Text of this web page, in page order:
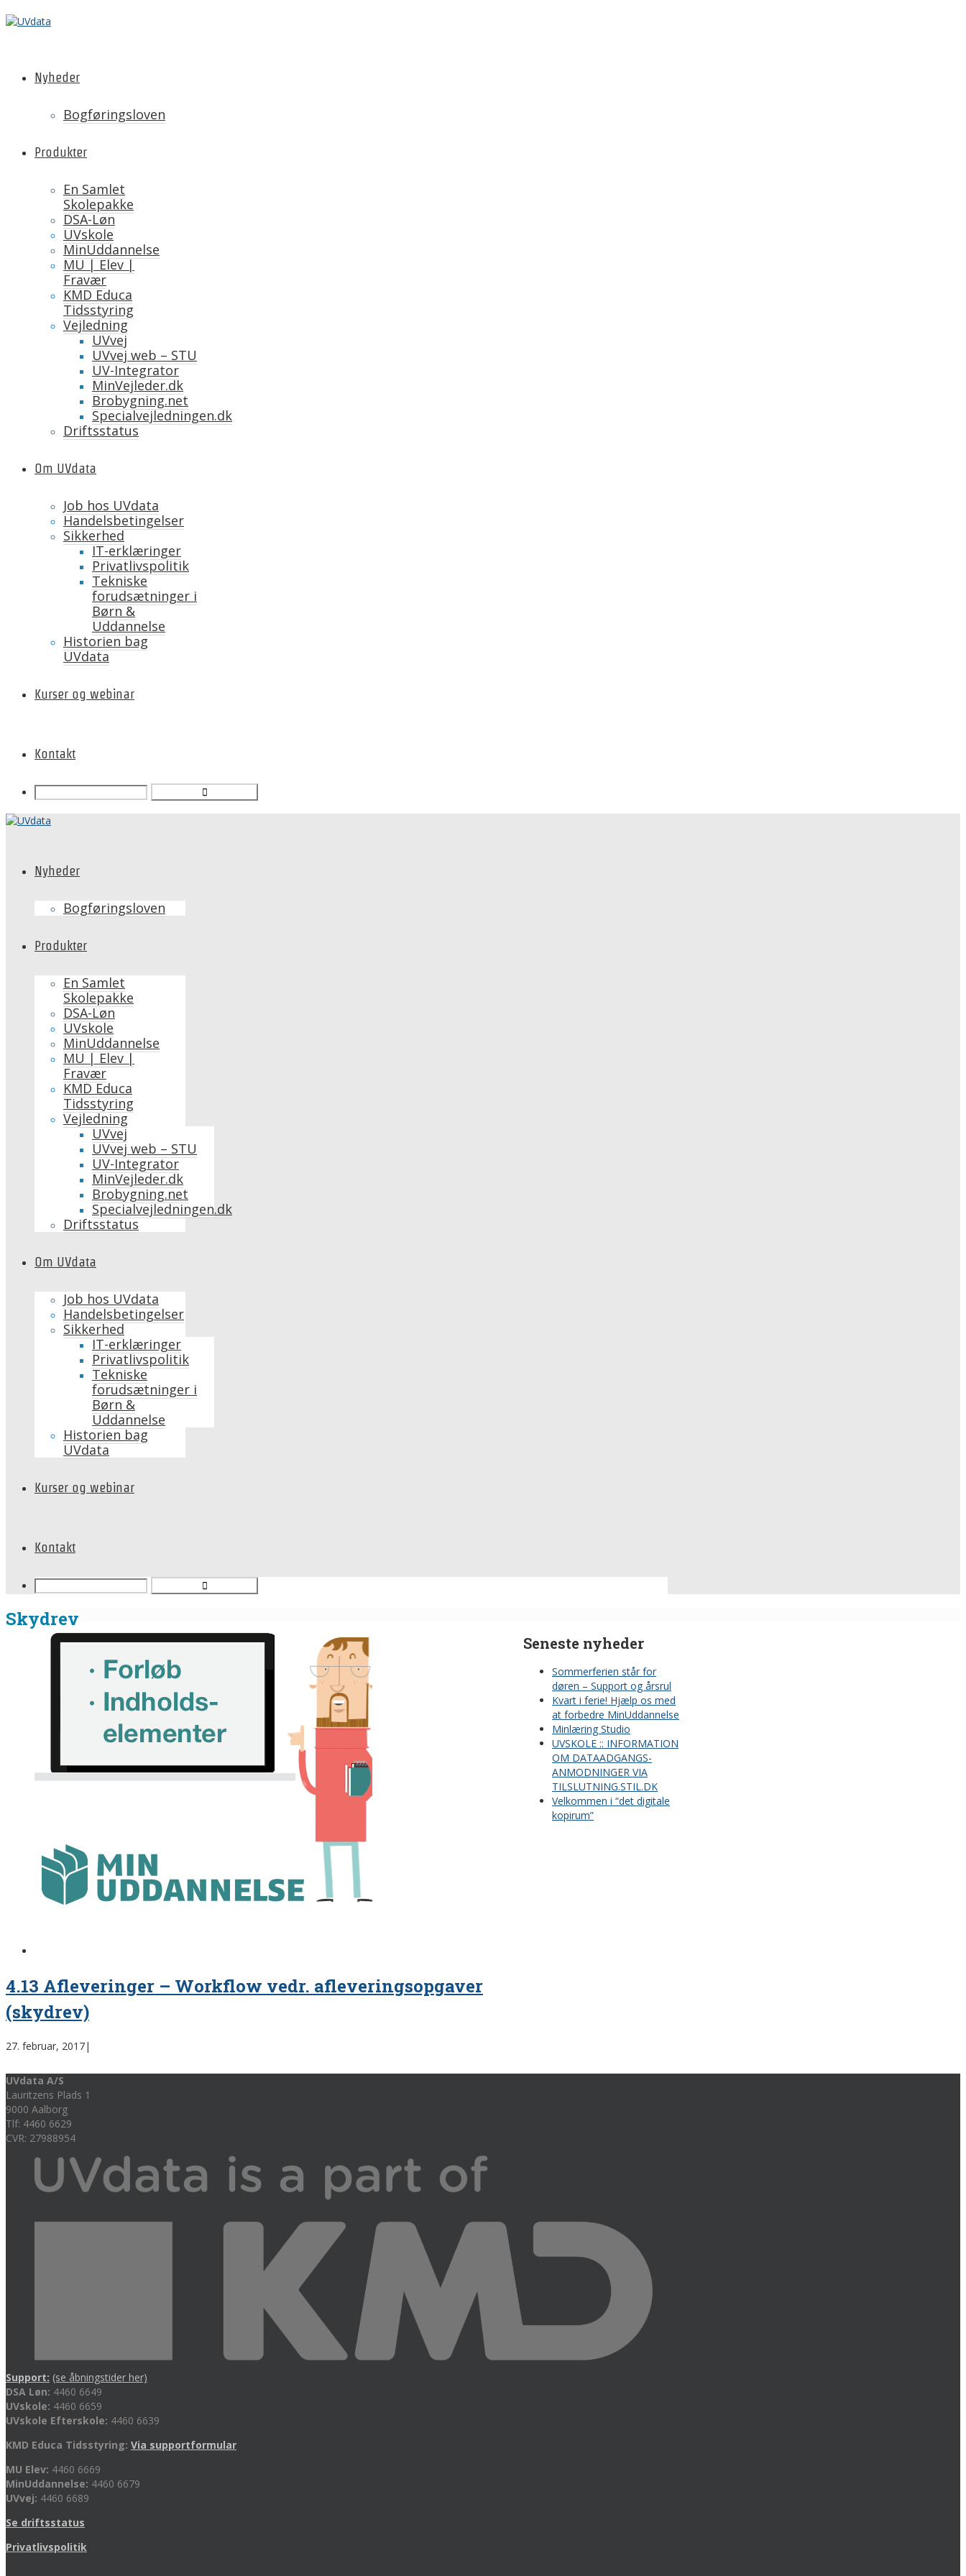
Nyheder
Bogføringsloven
Produkter
En Samlet
Skolepakke
DSA-Løn
UVskole
MinUddannelse
MU | Elev |
Fravær
KMD Educa
Tidsstyring
Vejledning
UVvej
UVvej web – STU
UV-Integrator
MinVejleder.dk
Brobygning.net
Specialvejledningen.dk
Driftsstatus
Om UVdata
Job hos UVdata
Handelsbetingelser
Sikkerhed
IT-erklæringer
Privatlivspolitik
Tekniske
forudsætninger i
Børn &
Uddannelse
Historien bag
UVdata
Kurser og webinar
Kontakt
Nyheder
Bogføringsloven
Produkter
En Samlet
Skolepakke
DSA-Løn
UVskole
MinUddannelse
MU | Elev |
Fravær
KMD Educa
Tidsstyring
Vejledning
UVvej
UVvej web – STU
UV-Integrator
MinVejleder.dk
Brobygning.net
Specialvejledningen.dk
Driftsstatus
Om UVdata
Job hos UVdata
Handelsbetingelser
Sikkerhed
IT-erklæringer
Privatlivspolitik
Tekniske
forudsætninger i
Børn &
Uddannelse
Historien bag
UVdata
Kurser og webinar
Kontakt
Skydrev
4.13 Afleveringer – Workflow vedr. afleveringsopgaver
(skydrev)
27. februar, 2017|
Seneste nyheder
Sommerferien står for
døren – Support og årsrul
Kvart i ferie! Hjælp os med
at forbedre MinUddannelse
Minlæring Studio
UVSKOLE :: INFORMATION
OM DATAADGANGS-
ANMODNINGER VIA
TILSLUTNING.STIL.DK
Velkommen i “det digitale
kopirum”
UVdata A/S
Lauritzens Plads 1
9000 Aalborg
Tlf: 4460 6629
CVR: 27988954
Support: (se åbningstider her)
DSA Løn: 4460 6649
UVskole: 4460 6659
UVskole Efterskole: 4460 6639
KMD Educa Tidsstyring: Via supportformular
MU Elev: 4460 6669
MinUddannelse: 4460 6679
UVvej: 4460 6689
Se driftsstatus
Privatlivspolitik